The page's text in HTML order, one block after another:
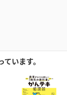
います。